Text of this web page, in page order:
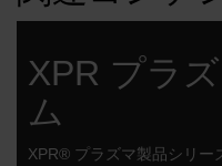
XPR プラ
ム
XPR® プラズマ製品シリー